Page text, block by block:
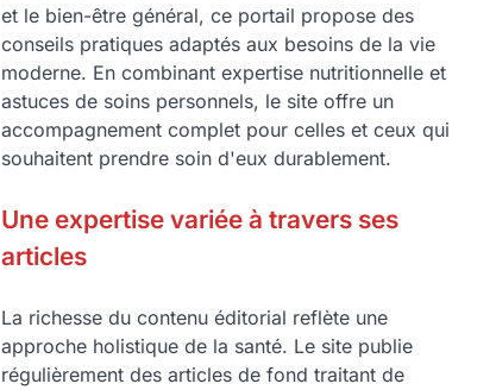
et le bien-être général, ce portail propose des
conseils pratiques adaptés aux besoins de la vie
moderne. En combinant expertise nutritionnelle et
astuces de soins personnels, le site offre un
accompagnement complet pour celles et ceux qui
souhaitent prendre soin d'eux durablement.
Une expertise variée à travers ses
articles
La richesse du contenu éditorial reflète une
approche holistique de la santé. Le site publie
régulièrement des articles de fond traitant de